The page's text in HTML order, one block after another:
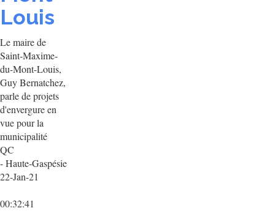
Louis
Le maire de
Saint-Maxime-
du-Mont-Louis,
Guy Bernatchez,
parle de projets
d'envergure en
vue pour la
municipalité
QC
- Haute-Gaspésie
22-Jan-21
00:32:41